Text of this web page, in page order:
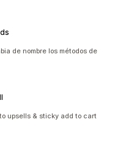
de nombre los métodos de
upsells & sticky add to cart